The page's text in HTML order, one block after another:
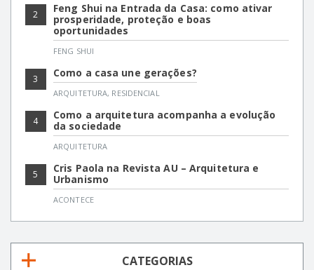
2
Feng Shui na Entrada da Casa: como ativar
prosperidade, proteção e boas
oportunidades
FENG SHUI
3 Como a casa une gerações?
ARQUITETURA, RESIDENCIAL
4
Como a arquitetura acompanha a evolução
da sociedade
ARQUITETURA
5
Cris Paola na Revista AU – Arquitetura e
Urbanismo
ACONTECE
CATEGORIAS